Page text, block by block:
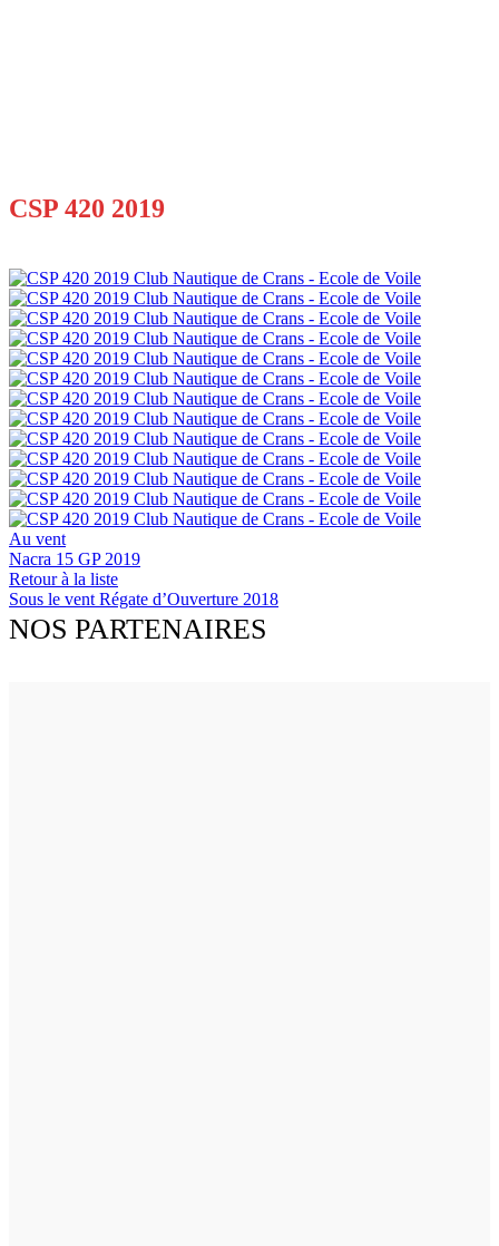
CSP 420 2019
Au vent
Nacra 15 GP 2019
Retour à la liste
Sous le vent Régate d’Ouverture 2018
NOS PARTENAIRES